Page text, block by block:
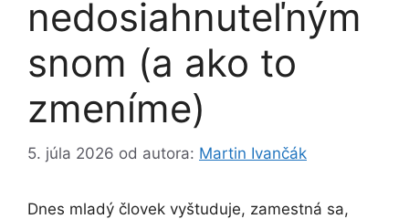
nedosiahnuteľným
snom (a ako to
zmeníme)
5. júla 2026 od autora: Martin Ivančák
Dnes mladý človek vyštuduje, zamestná sa,